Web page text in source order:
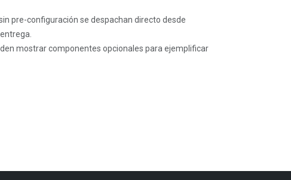
pre-configuración se despachan directo desde
mostrar componentes opcionales para ejemplificar